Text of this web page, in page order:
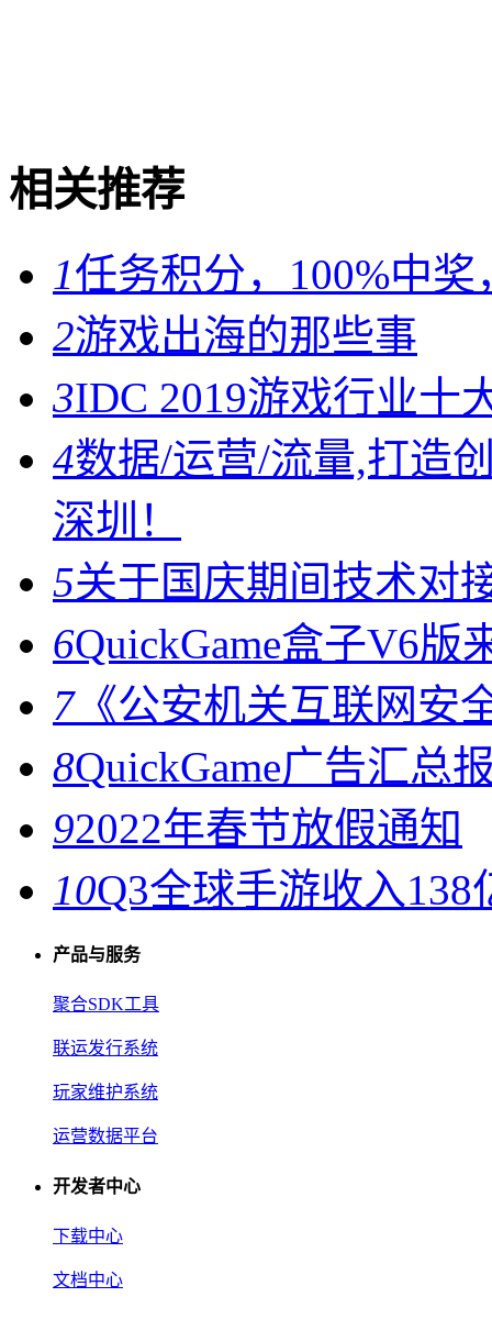
相关推荐
1任务积分，100%中
2游戏出海的那些事
3IDC 2019游戏行业十
4数据/运营/流量,打造
深圳！
5关于国庆期间技术对
6QuickGame盒子V6版
7《公安机关互联网安
8QuickGame广告汇总
92022年春节放假通知
10Q3全球手游收入
产品与服务
聚合SDK工具
联运发行系统
玩家维护系统
运营数据平台
开发者中心
下载中心
文档中心